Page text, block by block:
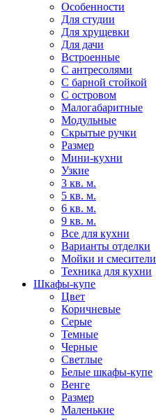
Особенности
Для студии
Для хрущевки
Для дачи
Встроенные
С антресолями
С барной стойкой
С островом
Малогабаритные
Модульные
Скрытые ручки
Размер
Мини-кухни
Узкие
3 кв. м.
5 кв. м.
6 кв. м.
9 кв. м.
Все для кухни
Варианты отделки
Мойки и смесители
Техника для кухни
Шкафы-купе
Цвет
Коричневые
Серые
Темные
Черные
Светлые
Белые шкафы-купе
Венге
Размер
Маленькие